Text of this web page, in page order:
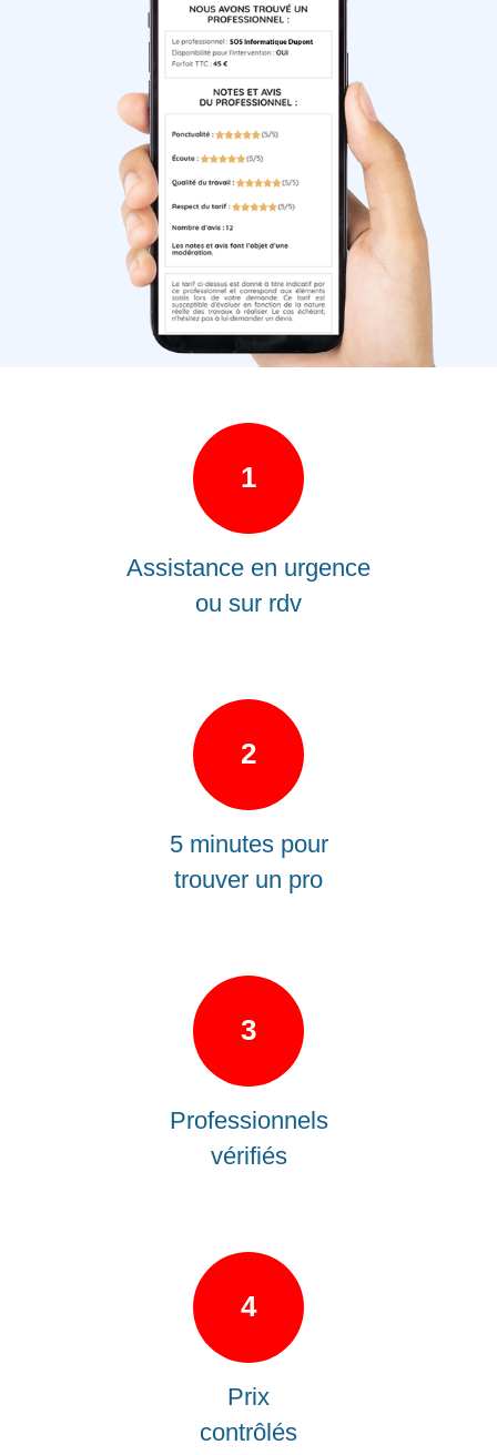
1
Assistance en urgence
ou sur rdv
2
5 minutes pour
trouver un pro
3
Professionnels
vérifiés
4
Prix
contrôlés